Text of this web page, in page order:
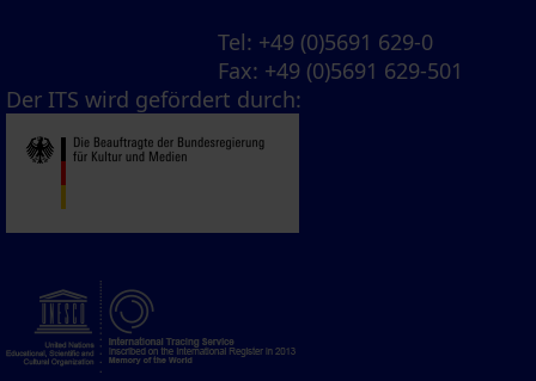
Tel: +49 (0)5691 629-0
Fax: +49 (0)5691 629-501
Der ITS wird gefördert durch: